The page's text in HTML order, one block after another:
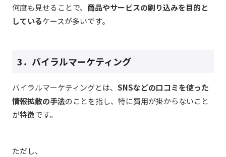
何度も見せることで、 商品やサービスの刷り込みを目的と
しているケースが多いです。
3．バイラルマーケティング
バイラルマーケティングとは、 SNSなどの口コミを使った
情報拡散の手法のことを指し、特に費用が掛からないこと
が特徴です。
ただし、